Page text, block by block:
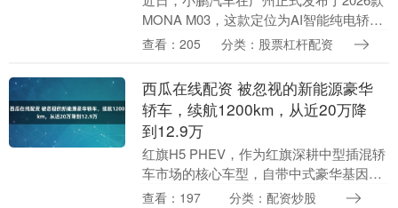
MONA M03，这款定位为AI智能纯电轿跑
的车型共推出6个版本，官方指导价区间为
查看：205 分类：股票杠杆配资
西瓜在线配资 被忽视的新能源豪华
轿车，续航1200km，从近20万降
到12.9万
红旗H5 PHEV，作为红旗深耕中型插混轿
车市场的核心车型，自带中式豪华基因与
扎实的混动技术，打破了“豪华插混必高
查看：197 分类：配资炒股